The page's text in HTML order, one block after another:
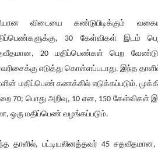
விடையை கண்டுபிடிக்கும்
30 கேள்விகள் இடம்
20 மதிப்பெண்கள் பெற
எடுத்து கொள்ளப்படாது. இந்த
மதிப்பெண் கணக்கில் எடுக்கப்படும்.
70; பொது அறிவு, 10 என, 150
ஒரு மதிப்பெண் வழங்கப்படும்.
தாளில், பட்டியலினத்தவர் 45 சதவீதமான,